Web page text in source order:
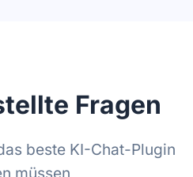
Fragen
beste KI-Chat-Plugin